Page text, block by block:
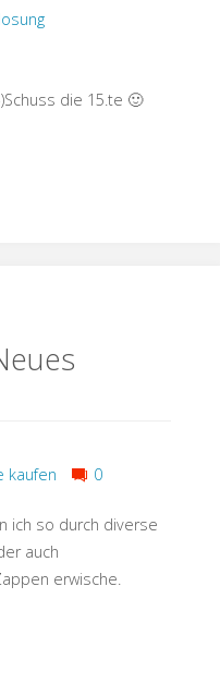
die 15.te 🙂
kaufen 0
ich so durch diverse
auch
erwische.